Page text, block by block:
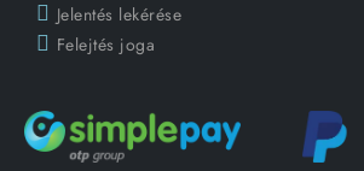
Jelentés lekérése
Felejtés joga